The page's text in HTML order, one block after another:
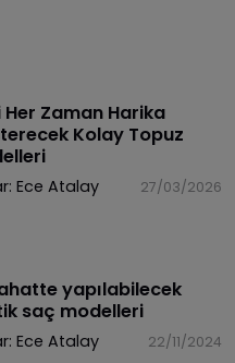
Her Zaman Harika
Kolay Topuz
Ece Atalay 27/03/2026
yapılabilecek
saç modelleri
Ece Atalay 22/11/2024